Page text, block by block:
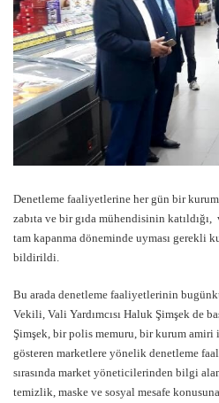
Denetleme faaliyetlerine her gün bir
zabıta ve bir gıda mühendisinin
tam kapanma döneminde uyması gerekli
bildirildi.
Bu arada denetleme faaliyetlerinin
Vekili, Vali Yardımcısı Haluk Şimşek de
Şimşek, bir polis memuru, bir kurum
gösteren marketlere yönelik denetleme
sırasında market yöneticilerinden bilgi
temizlik, maske ve sosyal mesafe